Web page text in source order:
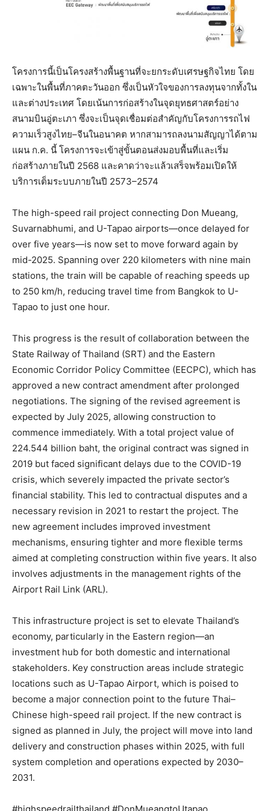
โครงการนี้เป็นโครงสร้างพื้นฐานที่จะยกระดับเศรษฐกิจไทย โดย
เฉพาะในพื้นที่ภาคตะวันออก ซึ่งเป็นหัวใจของการลงทุนจากทั้งใน
และต่างประเทศ โดยเน้นการก่อสร้างในจุดยุทธศาสตร์อย่าง
สนามบินอู่ตะเภา ซึ่งจะเป็นจุดเชื่อมต่อสำคัญกับโครงการรถไฟ
ความเร็วสูงไทย–จีนในอนาคต หากสามารถลงนามสัญญาได้ตาม
แผน ก.ค. นี้ โครงการจะเข้าสู่ขั้นตอนส่งมอบพื้นที่และเริ่ม
ก่อสร้างภายในปี 2568 และคาดว่าจะแล้วเสร็จพร้อมเปิดให้
บริการเต็มระบบภายในปี 2573–2574
The high-speed rail project connecting Don Mueang,
Suvarnabhumi, and U-Tapao airports—once delayed for
over five years—is now set to move forward again by
mid-2025. Spanning over 220 kilometers with nine main
stations, the train will be capable of reaching speeds up
to 250 km/h, reducing travel time from Bangkok to U-
Tapao to just one hour.
This progress is the result of collaboration between the
State Railway of Thailand (SRT) and the Eastern
Economic Corridor Policy Committee (EECPC), which has
approved a new contract amendment after prolonged
negotiations. The signing of the revised agreement is
expected by July 2025, allowing construction to
commence immediately. With a total project value of
224.544 billion baht, the original contract was signed in
2019 but faced significant delays due to the COVID-19
crisis, which severely impacted the private sector’s
financial stability. This led to contractual disputes and a
necessary revision in 2021 to restart the project. The
new agreement includes improved investment
mechanisms, ensuring tighter and more flexible terms
aimed at completing construction within five years. It also
involves adjustments in the management rights of the
Airport Rail Link (ARL).
This infrastructure project is set to elevate Thailand’s
economy, particularly in the Eastern region—an
investment hub for both domestic and international
stakeholders. Key construction areas include strategic
locations such as U-Tapao Airport, which is poised to
become a major connection point to the future Thai–
Chinese high-speed rail project. If the new contract is
signed as planned in July, the project will move into land
delivery and construction phases within 2025, with full
system completion and operations expected by 2030–
2031.